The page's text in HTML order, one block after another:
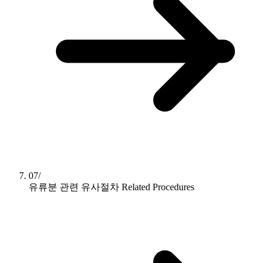
07/
유류분 관련 유사절차 Related Procedures